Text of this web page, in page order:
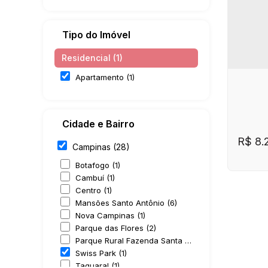
Tipo do Imóvel
Residencial (1)
Apartamento (1)
Cidade e Bairro
Campinas (28)
Botafogo (1)
Cambuí (1)
Centro (1)
Mansões Santo Antônio (6)
Nova Campinas (1)
Parque das Flores (2)
Parque Rural Fazenda Santa Cândida (11)
Swiss Park (1)
Taquaral (1)
R$